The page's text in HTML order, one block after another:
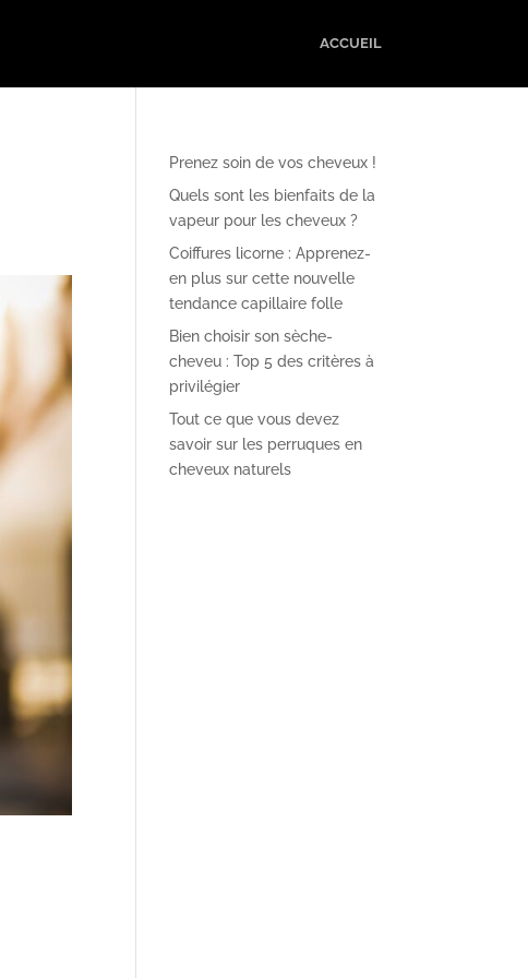
ACCUEIL
Prenez soin de vos cheveux !
Quels sont les bienfaits de la
vapeur pour les cheveux ?
Coiffures licorne : Apprenez-
en plus sur cette nouvelle
tendance capillaire folle
Bien choisir son sèche-
cheveu : Top 5 des critères à
privilégier
Tout ce que vous devez
savoir sur les perruques en
cheveux naturels